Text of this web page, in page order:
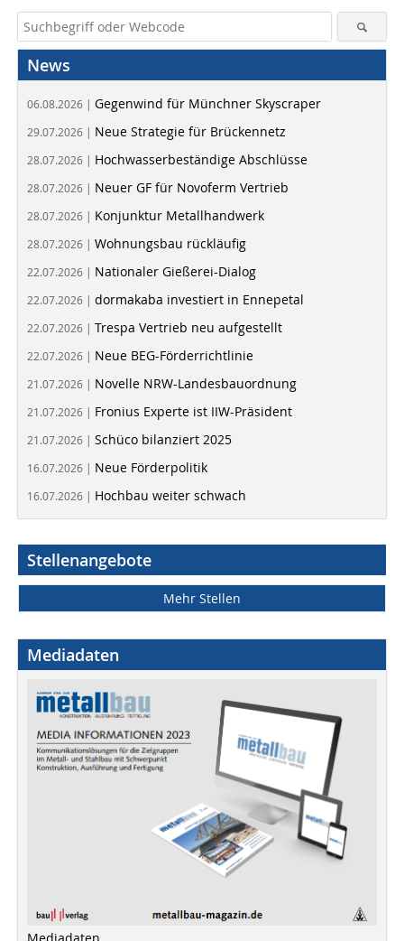
News
06.08.2026 | Gegenwind für Münchner Skyscraper
29.07.2026 | Neue Strategie für Brückennetz
28.07.2026 | Hochwasserbeständige Abschlüsse
28.07.2026 | Neuer GF für Novoferm Vertrieb
28.07.2026 | Konjunktur Metallhandwerk
28.07.2026 | Wohnungsbau rückläufig
22.07.2026 | Nationaler Gießerei-Dialog
22.07.2026 | dormakaba investiert in Ennepetal
22.07.2026 | Trespa Vertrieb neu aufgestellt
22.07.2026 | Neue BEG-Förderrichtlinie
21.07.2026 | Novelle NRW-Landesbauordnung
21.07.2026 | Fronius Experte ist IIW-Präsident
21.07.2026 | Schüco bilanziert 2025
16.07.2026 | Neue Förderpolitik
16.07.2026 | Hochbau weiter schwach
Stellenangebote
Mehr Stellen
Mediadaten